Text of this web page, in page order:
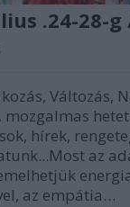
.24-28-
Változás,
hírek,
az
az empátia…